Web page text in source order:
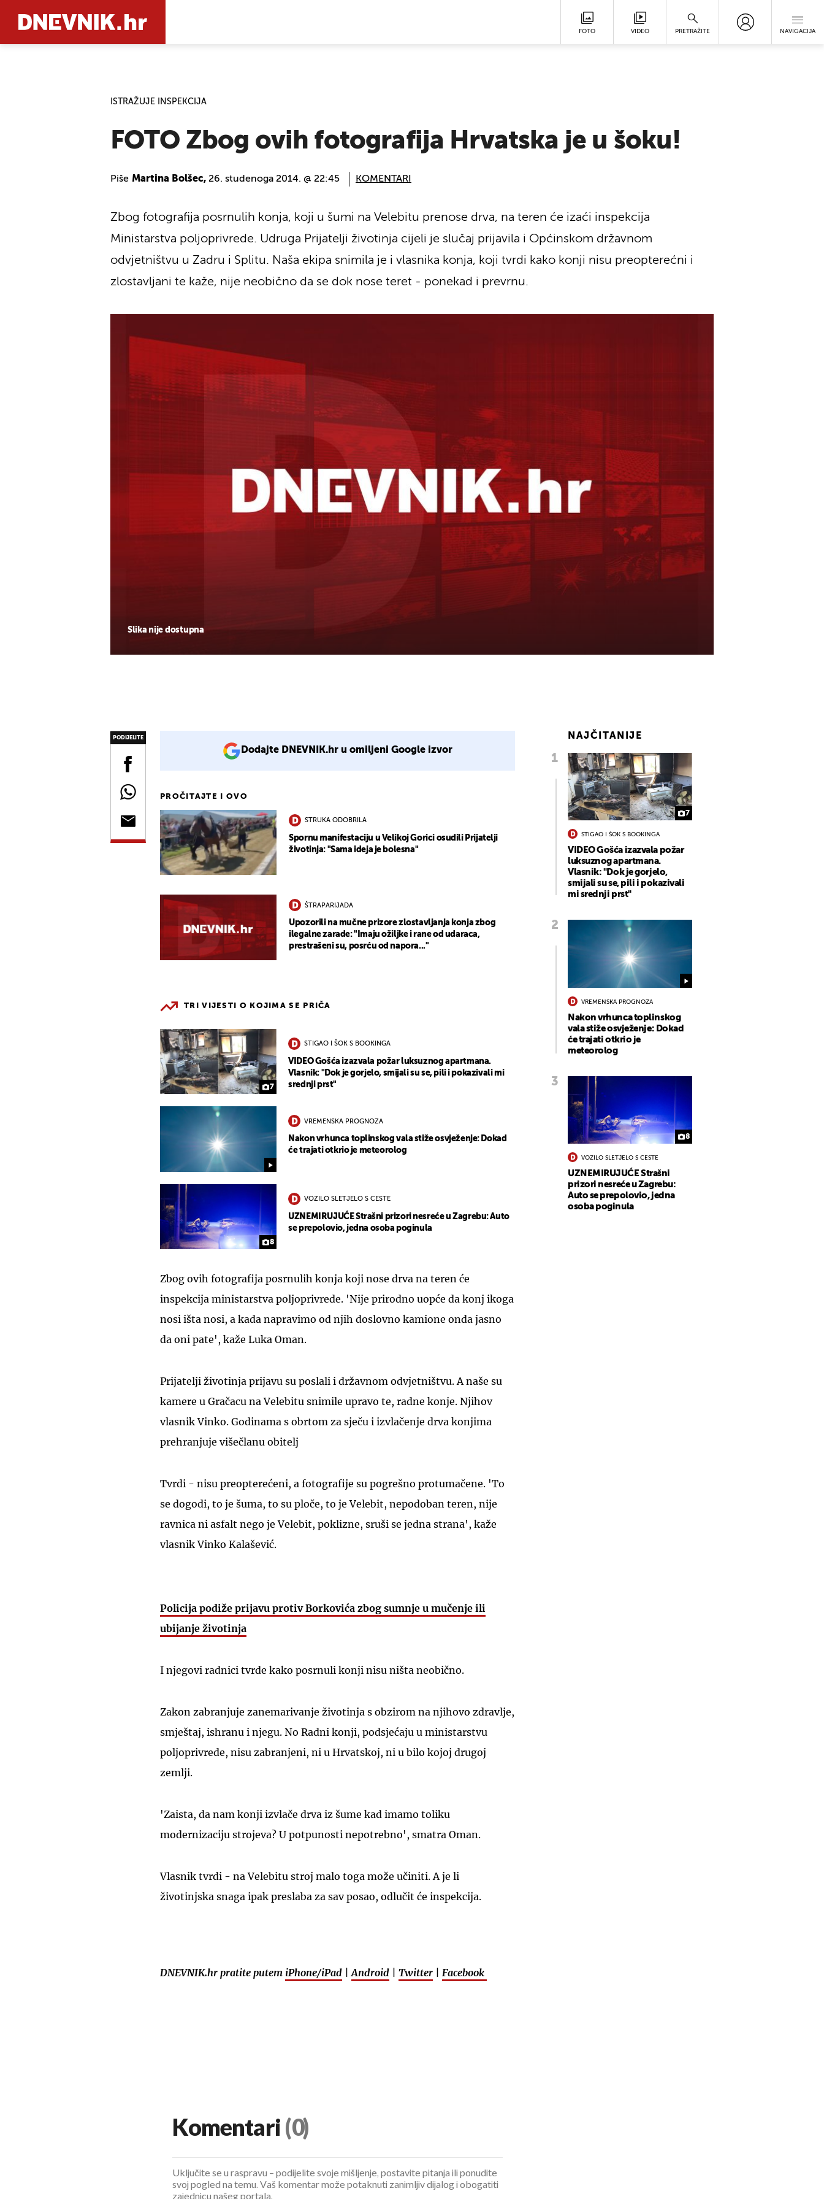
FOTO VIDEO PRETRAŽITE NAVIGACIJA
ISTRAŽUJE INSPEKCIJA
FOTO Zbog ovih fotografija Hrvatska je u šoku!
Piše Martina Bolšec, 26. studenoga 2014. @ 22:45 KOMENTARI
Slika nije dostupna
Zbog fotografija posrnulih konja, koji u šumi na Velebitu prenose drva, na teren će izaći inspekcija
Ministarstva poljoprivrede. Udruga Prijatelji životinja cijeli je slučaj prijavila i Općinskom državnom
odvjetništvu u Zadru i Splitu. Naša ekipa snimila je i vlasnika konja, koji tvrdi kako konji nisu preopterećni i
zlostavljani te kaže, nije neobično da se dok nose teret - ponekad i prevrnu.
PODIJELITE
Dodajte DNEVNIK.hr u omiljeni Google izvor
PROČITAJTE I OVO
STRUKA ODOBRILA
Spornu manifestaciju u Velikoj Gorici osudili Prijatelji
životinja: "Sama ideja je bolesna"
ŠTRAPARIJADA
Upozorili na mučne prizore zlostavljanja konja zbog
ilegalne zarade: "Imaju ožiljke i rane od udaraca,
prestrašeni su, posrću od napora..."
TRI VIJESTI O KOJIMA SE PRIČA
7
STIGAO I ŠOK S BOOKINGA
VIDEO Gošća izazvala požar luksuznog apartmana.
Vlasnik: "Dok je gorjelo, smijali su se, pili i pokazivali mi
srednji prst"
VREMENSKA PROGNOZA
Nakon vrhunca toplinskog vala stiže osvježenje: Dokad
će trajati otkrio je meteorolog
8
VOZILO SLETJELO S CESTE
UZNEMIRUJUĆE Strašni prizori nesreće u Zagrebu: Auto
se prepolovio, jedna osoba poginula
Zbog ovih fotografija posrnulih konja koji nose drva na teren će
inspekcija ministarstva poljoprivrede. 'Nije prirodno uopće da konj ikoga
nosi išta nosi, a kada napravimo od njih doslovno kamione onda jasno
da oni pate', kaže Luka Oman.
Prijatelji životinja prijavu su poslali i državnom odvjetništvu. A naše su
kamere u Gračacu na Velebitu snimile upravo te, radne konje. Njihov
vlasnik Vinko. Godinama s obrtom za sječu i izvlačenje drva konjima
prehranjuje višečlanu obitelj
Tvrdi - nisu preopterećeni, a fotografije su pogrešno protumačene. 'To
se dogodi, to je šuma, to su ploče, to je Velebit, nepodoban teren, nije
ravnica ni asfalt nego je Velebit, poklizne, sruši se jedna strana', kaže
vlasnik Vinko Kalašević.
Policija podiže prijavu protiv Borkovića zbog sumnje u mučenje ili
ubijanje životinja
I njegovi radnici tvrde kako posrnuli konji nisu ništa neobično.
Zakon zabranjuje zanemarivanje životinja s obzirom na njihovo zdravlje,
smještaj, ishranu i njegu. No Radni konji, podsjećaju u ministarstvu
poljoprivrede, nisu zabranjeni, ni u Hrvatskoj, ni u bilo kojoj drugoj
zemlji.
'Zaista, da nam konji izvlače drva iz šume kad imamo toliku
modernizaciju strojeva? U potpunosti nepotrebno', smatra Oman.
Vlasnik tvrdi - na Velebitu stroj malo toga može učiniti. A je li
životinjska snaga ipak preslaba za sav posao, odlučit će inspekcija.
DNEVNIK.hr pratite putem iPhone/iPad |Android Twitter Facebook
NAJČITANIJE
7
STIGAO I ŠOK S BOOKINGA
VIDEO Gošća izazvala požar
luksuznog apartmana.
Vlasnik: "Dok je gorjelo,
smijali su se, pili i pokazivali
mi srednji prst"
VREMENSKA PROGNOZA
Nakon vrhunca toplinskog
vala stiže osvježenje: Dokad
će trajati otkrio je
meteorolog
8
VOZILO SLETJELO S CESTE
UZNEMIRUJUĆE Strašni
prizori nesreće u Zagrebu:
Auto se prepolovio, jedna
osoba poginula
Komentari (0)
Uključite se u raspravu – podijelite svoje mišljenje, postavite pitanja ili ponudite
svoj pogled na temu. Vaš komentar može potaknuti zanimljiv dijalog i obogatiti